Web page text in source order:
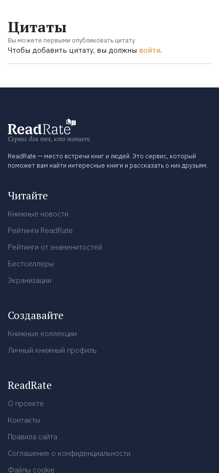
Цитаты
Вы можете первыми опубликовать цитату
Чтобы добавить цитату, вы должны войти.
Сервис для тех, кто читает.
ReadRate — место встречи книг и людей. Это сервис, который
поможет вам найти интересные книги и рассказать о них друзьям.
Читайте
Книжные новости
Рейтинги ReadRate
Рейтинги от знаменитостей
Бестселлеры
Экранизации
Создавайте
Книжные коллекции
Личный книжный профиль
ReadRate
О проекте
Контакты
Правила сайта
Соглашение о конфиденциальности
Файлы cookie